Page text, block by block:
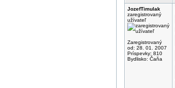
JozefTimulak
zaregistrovaný
užívateľ
Zaregistrovaný
od: 28. 01. 2007
Príspevky: 810
Bydlisko: Čaňa